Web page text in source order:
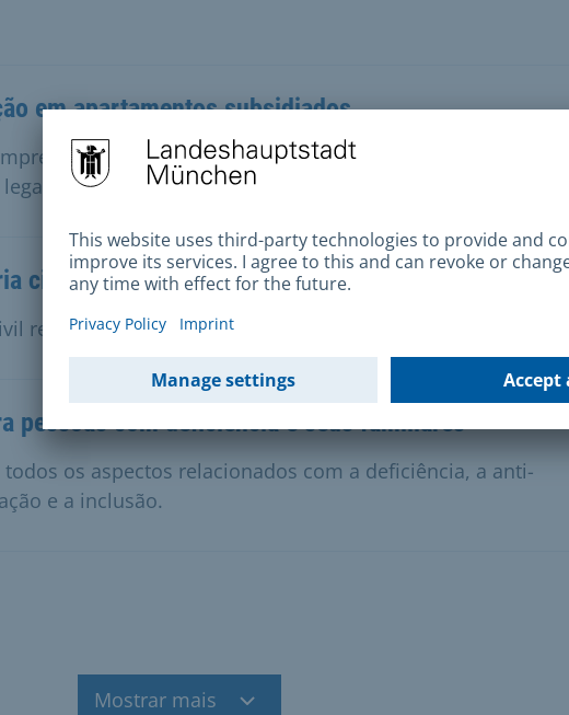
em apartamentos subsidiados
de que os apartamentos subsidiados não estão a
ou que existe uma violação da ocupação.
civil registada em casamento
registada, pode convertê-la em casamento.
pessoas com deficiência e seus familiares
os aspectos relacionados com a deficiência, a anti-
e a inclusão.
Mostrar mais